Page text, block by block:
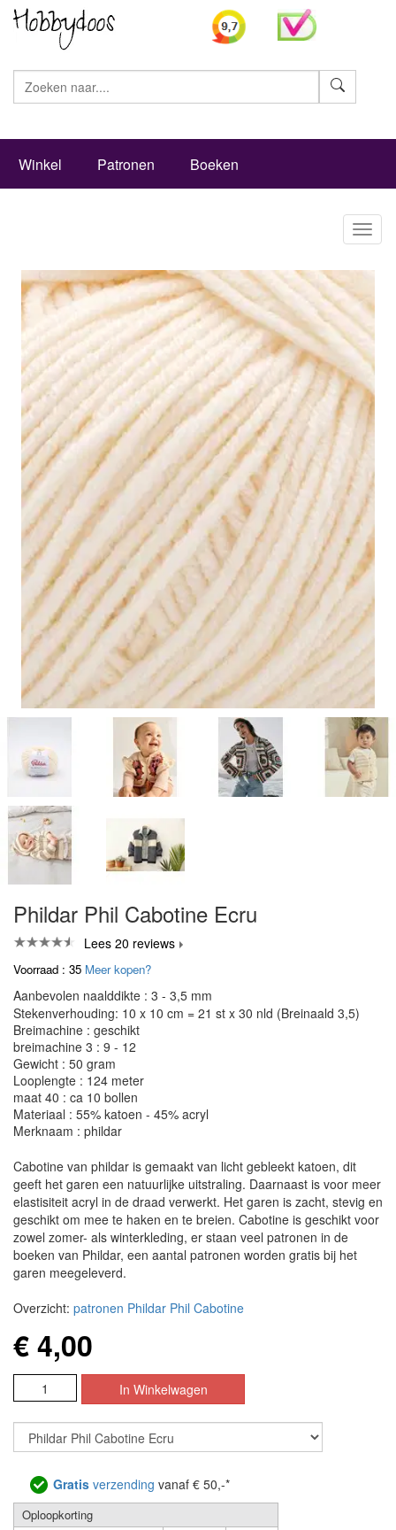
Winkel Patronen Boeken
Phildar Phil Cabotine Ecru
Lees 20 reviews
Voorraad : 35 Meer kopen?
Aanbevolen naalddikte : 3 - 3,5 mm
Stekenverhouding: 10 x 10 cm = 21 st x 30 nld (Breinaald 3,5)
Breimachine : geschikt
breimachine 3 : 9 - 12
Gewicht : 50 gram
Looplengte : 124 meter
maat 40 : ca 10 bollen
Materiaal : 55% katoen - 45% acryl
Merknaam : phildar
Cabotine van phildar is gemaakt van licht gebleekt katoen, dit
geeft het garen een natuurlijke uitstraling. Daarnaast is voor meer
elastisiteit acryl in de draad verwerkt. Het garen is zacht, stevig en
geschikt om mee te haken en te breien. Cabotine is geschikt voor
zowel zomer- als winterkleding, er staan veel patronen in de
boeken van Phildar, een aantal patronen worden gratis bij het
garen meegeleverd.
Overzicht: patronen Phildar Phil Cabotine
€ 4,00
Gratis verzending vanaf € 50,-*
Oploopkorting